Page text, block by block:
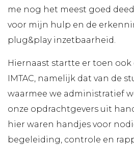
me nog het meest goed
voor mijn hulp en de
plug&play inzetbaarheid.
Hiernaast startte er toen ook
IMTAC, namelijk dat van de
waarmee we administratief
onze opdrachtgevers uit
hier waren handjes voor
begeleiding, controle en